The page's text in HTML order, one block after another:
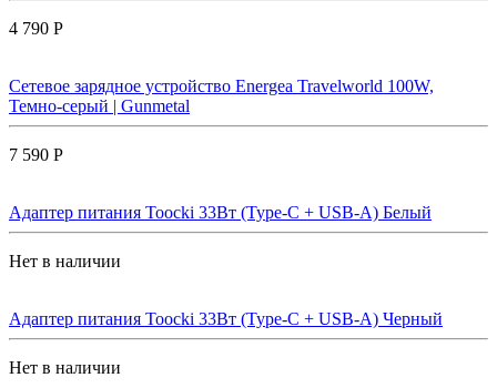
4 790 Р
Сетевое зарядное устройство Energea Travelworld 100W,
Темно-серый | Gunmetal
7 590 Р
Адаптер питания Toocki 33Вт (Type-C + USB-A) Белый
Нет в наличии
Адаптер питания Toocki 33Вт (Type-C + USB-A) Черный
Нет в наличии